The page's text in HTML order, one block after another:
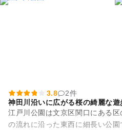
3.8
2件
神田川沿いに広がる桜の綺麗な遊
江戸川公園は文京区関口にある
の流れに沿った東西に細長い公